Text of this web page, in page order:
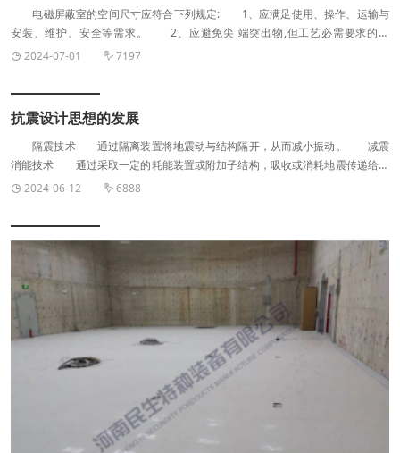
变钢丝绳型号，钢丝绳隔振器数量来实现不同重量设备的承载。
电磁屏蔽室的空间尺寸应符合下列规定: 1、应满足使用、操作、运输与
安装、维护、安全等需求。 2、应避免尖 端突出物,但工艺必需要求的除
外。 3、应避免电磁屏蔽室腔体谐振频率对电磁屏蔽室的主要工作频段的影
 2024-07-01  7197
抗震设计思想的发展
隔震技术 通过隔离装置将地震动与结构隔开，从而减小振动。 减震
消能技术 通过采取一定的耗能装置或附加子结构，吸收或消耗地震传递给主
体结构的能量，从而减轻结构的振动。 制震技术 通过自动控制系统主动
 2024-06-12  6888